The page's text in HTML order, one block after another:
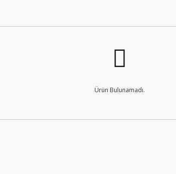
Ürün Bulunamadı.